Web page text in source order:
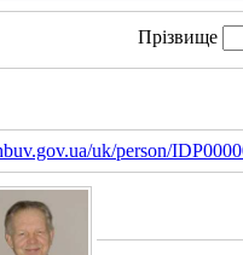
Прізвище
uk/person/